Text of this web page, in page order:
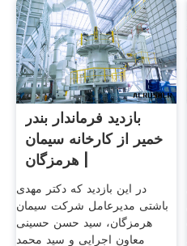
بازدید فرماندار بندر
خمیر از کارخانه سیمان
در این بازدید که دکتر مهدی
باشتی مدیرعامل شرکت سیمان
هرمزگان، سید حسن حسینی
معاون اجرایی و سید محمد